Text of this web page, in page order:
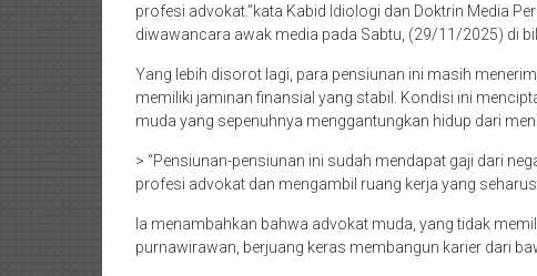
profesi advokat.”kata Kabid Idiologi dan Doktrin Media
diwawancara awak media pada Sabtu, (29/11/2025) di
Yang lebih disorot lagi, para pensiunan ini masih
memiliki jaminan finansial yang stabil. Kondisi ini
muda yang sepenuhnya menggantungkan hidup dari
> “Pensiunan-pensiunan ini sudah mendapat gaji dari
profesi advokat dan mengambil ruang kerja yang
Ia menambahkan bahwa advokat muda, yang tidak
purnawirawan, berjuang keras membangun karier dari